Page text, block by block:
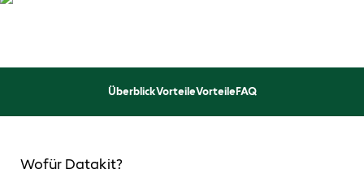
ÜberblickVorteileVorteileFAQ
Wofür Datakit?